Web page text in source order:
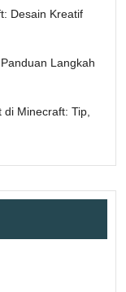
Desain Kreatif
Langkah
Minecraft: Tip,